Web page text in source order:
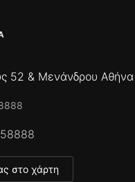
52 & Μενάνδρου
στο χάρτη